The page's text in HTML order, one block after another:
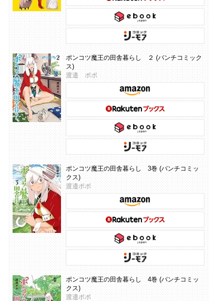
ポンコツ魔王の田舎暮らし ２ (バンチコミック
ス)
渡邉 ポポ
ポンコツ魔王の田舎暮らし 3巻 (バンチコミッ
クス)
渡邉ポポ
ポンコツ魔王の田舎暮らし 4巻 (バンチコミッ
クス)
渡邉ポポ